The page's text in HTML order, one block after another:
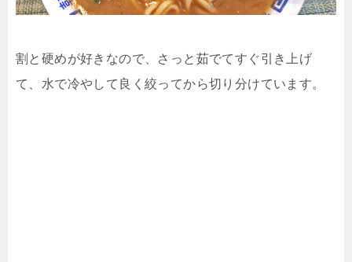
割と硬めが好きなので、さっと茹でてすぐ引き上げ
て、水で冷やして良く絞ってから切り分けています。